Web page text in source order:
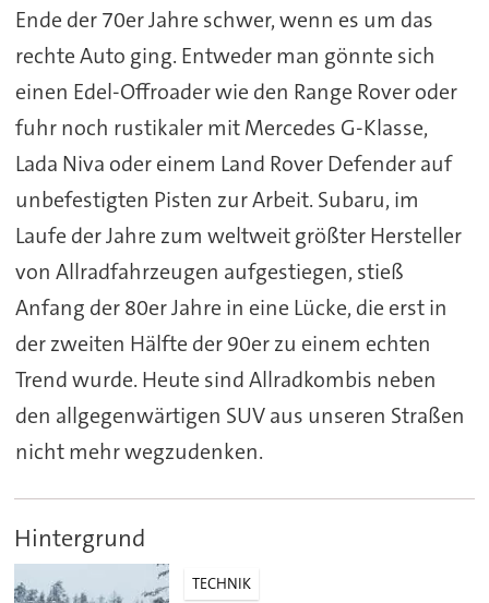
Ende der 70er Jahre schwer, wenn es um das
rechte Auto ging. Entweder man gönnte sich
einen Edel-Offroader wie den Range Rover oder
fuhr noch rustikaler mit Mercedes G-Klasse,
Lada Niva oder einem Land Rover Defender auf
unbefestigten Pisten zur Arbeit. Subaru, im
Laufe der Jahre zum weltweit größter Hersteller
von Allradfahrzeugen aufgestiegen, stieß
Anfang der 80er Jahre in eine Lücke, die erst in
der zweiten Hälfte der 90er zu einem echten
Trend wurde. Heute sind Allradkombis neben
den allgegenwärtigen SUV aus unseren Straßen
nicht mehr wegzudenken.
Hintergrund
TECHNIK